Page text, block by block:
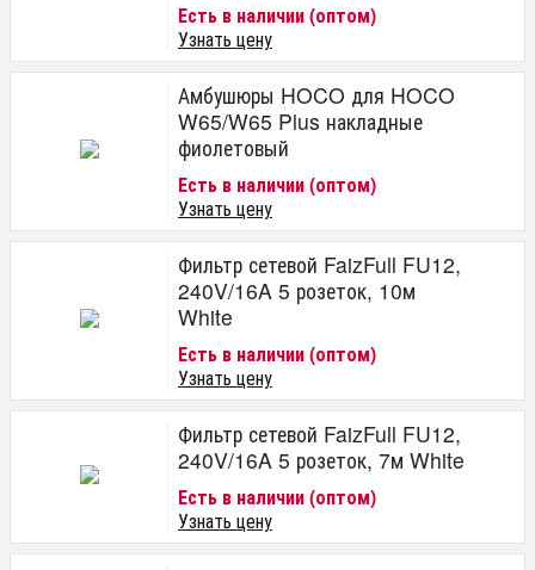
Есть в наличии (оптом)
Узнать цену
Амбушюры HOCO для HOCO
W65/W65 Plus накладные
фиолетовый
Есть в наличии (оптом)
Узнать цену
Фильтр сетевой FaizFull FU12,
240V/16A 5 розеток, 10м
White
Есть в наличии (оптом)
Узнать цену
Фильтр сетевой FaizFull FU12,
240V/16A 5 розеток, 7м White
Есть в наличии (оптом)
Узнать цену